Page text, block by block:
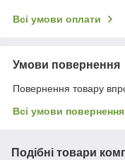
Всі умови оплати
Умови повернення
Повернення товару
Всі умови повернення
Подібні товари